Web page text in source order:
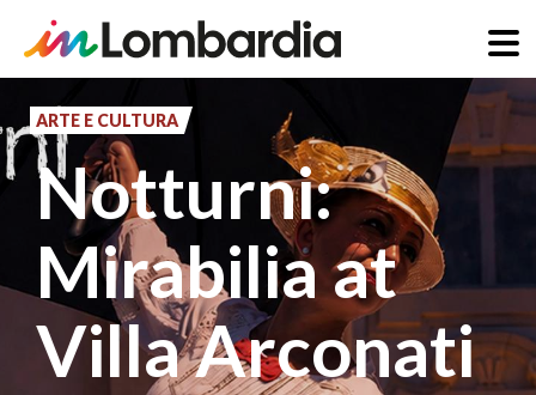
al
contenuto
principale
ARTE E CULTURA
Notturni:
Mirabilia at
Villa Arconati